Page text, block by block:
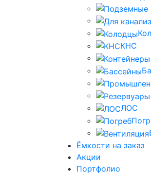
КНС
ЛОС
Ёмкости на заказ
Акции
Портфолио